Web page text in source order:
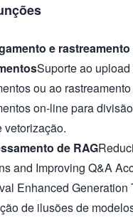
e
Suporte ao
ou ao
on-line para
vetorização.
de RAG
and Improving Q&A
Enhanced Generation
de ilusões de